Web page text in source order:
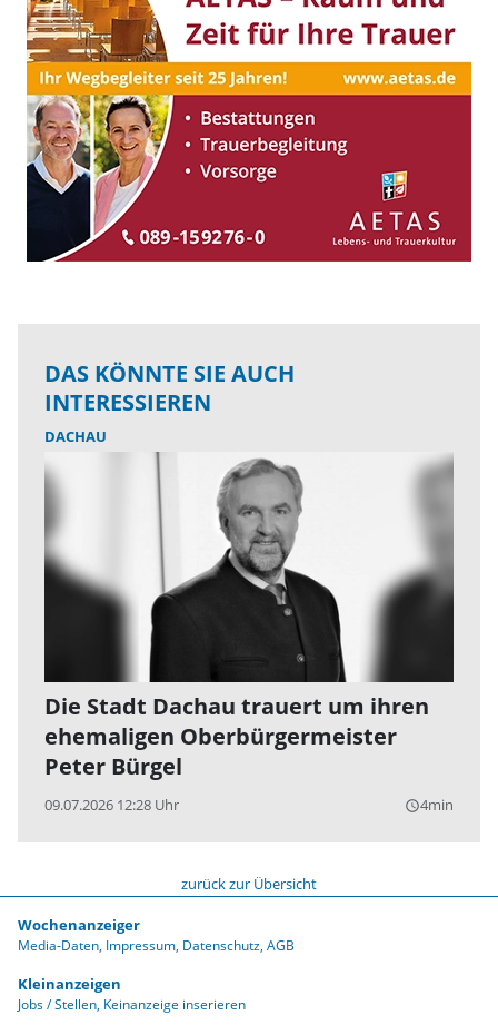
DAS KÖNNTE SIE AUCH
INTERESSIEREN
DACHAU
Die Stadt Dachau trauert um ihren
ehemaligen Oberbürgermeister
Peter Bürgel
09.07.2026 12:28 Uhr query_builder4min
zurück zur Übersicht
Wochenanzeiger
Media-Daten Impressum Datenschutz AGB
Kleinanzeigen
Jobs / Stellen Keinanzeige inserieren